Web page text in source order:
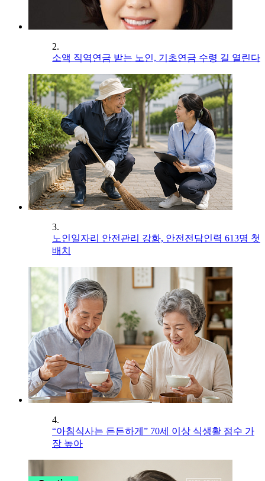
2.
소액 직역연금 받는 노인, 기초연금 수령 길 열린다
3.
노인일자리 안전관리 강화, 안전전담인력 613명 첫
배치
4.
“아침식사는 든든하게” 70세 이상 식생활 점수 가
장 높아